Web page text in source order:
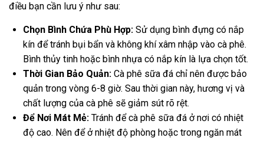
điều bạn cần lưu ý như sau:
Chọn Bình Chứa Phù Hợp: Sử dụng bình đựng có nắp
kín để tránh bụi bẩn và không khí xâm nhập vào cà phê.
Bình thủy tinh hoặc bình nhựa có nắp kín là lựa chọn tốt.
Thời Gian Bảo Quản: Cà phê sữa đá chỉ nên được bảo
quản trong vòng 6-8 giờ. Sau thời gian này, hương vị và
chất lượng của cà phê sẽ giảm sút rõ rệt.
Để Nơi Mát Mẻ: Tránh để cà phê sữa đá ở nơi có nhiệt
độ cao. Nên để ở nhiệt độ phòng hoặc trong ngăn mát